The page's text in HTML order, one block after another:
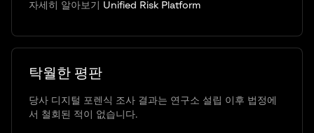
자세히 알아보기 Unified Risk Platform
탁월한 평판
당사 디지털 포렌식 조사 결과는 연구소 설립 이후 법정에
서 철회된 적이 없습니다.